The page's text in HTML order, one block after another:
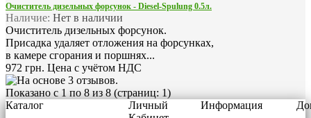
Очиститель дизельных форсунок - Diesel-Spulung 0.5л.
Наличие: Нет в наличии
Очиститель дизельных форсунок.
Присадка удаляет отложения на форсунках,
в камере сгорания и поршнях...
972 грн. Цена с учётом НДС
Показано с 1 по 8 из 8 (страниц: 1)
Каталог
Личный
Информация